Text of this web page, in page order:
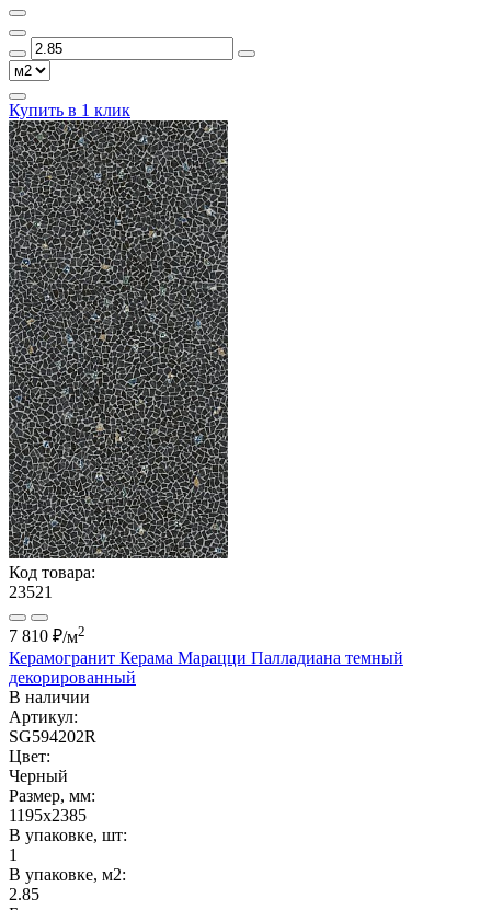
Купить в 1 клик
Код товара:
23521
7 810 ₽/м2
Керамогранит Керама Марацци Палладиана темный
декорированный
В наличии
Артикул:
SG594202R
Цвет:
Черный
Размер, мм:
1195x2385
В упаковке, шт:
1
В упаковке, м2:
2.85